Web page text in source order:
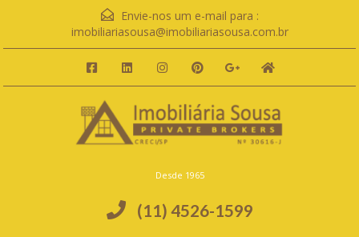
Envie-nos um e-mail para :
imobiliariasousa@imobiliariasousa.com.br
Desde 1965
(11) 4526-1599